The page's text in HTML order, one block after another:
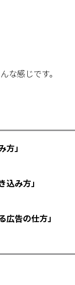
な感じです。
方」
込み方」
広告の仕方」